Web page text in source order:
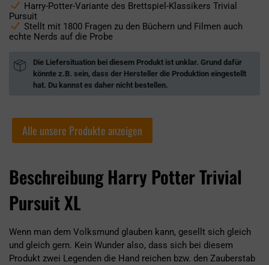
Harry-Potter-Variante des Brettspiel-Klassikers Trivial
Pursuit
Stellt mit 1800 Fragen zu den Büchern und Filmen auch
echte Nerds auf die Probe
Die Liefersituation bei diesem Produkt ist unklar. Grund dafür
könnte z.B. sein, dass der Hersteller die Produktion eingestellt
hat. Du kannst es daher nicht bestellen.
Alle unsere Produkte anzeigen
Beschreibung Harry Potter Trivial
Pursuit XL
Wenn man dem Volksmund glauben kann, gesellt sich gleich
und gleich gern. Kein Wunder also, dass sich bei diesem
Produkt zwei Legenden die Hand reichen bzw. den Zauberstab